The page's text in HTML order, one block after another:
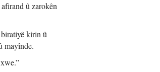
û zarokên
kirin û
mayînde.